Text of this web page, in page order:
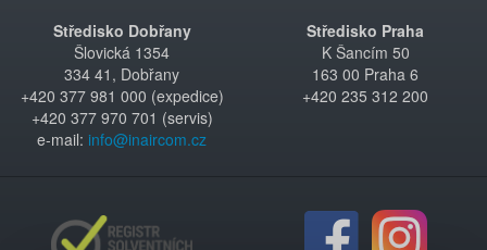
Středisko Dobřany
Šlovická 1354
334 41, Dobřany
+420 377 981 000 (expedice)
+420 377 970 701 (servis)
e-mail: info@inaircom.cz
Středisko Praha
K Šancím 50
163 00 Praha 6
+420 235 312 200